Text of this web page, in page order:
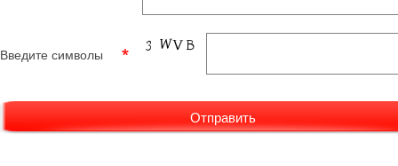
Введите символы